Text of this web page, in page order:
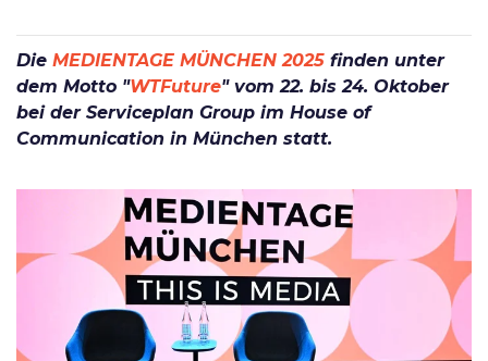
Die MEDIENTAGE MÜNCHEN 2025 finden unter
dem Motto "WTFuture" vom 22. bis 24. Oktober
bei der Serviceplan Group im House of
Communication in München statt.